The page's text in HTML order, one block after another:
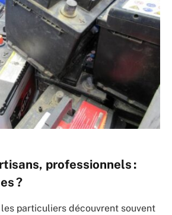
professionnels :
?
particuliers découvrent souvent